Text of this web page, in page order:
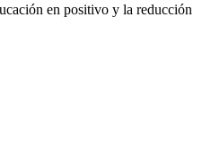
en positivo y la reducción